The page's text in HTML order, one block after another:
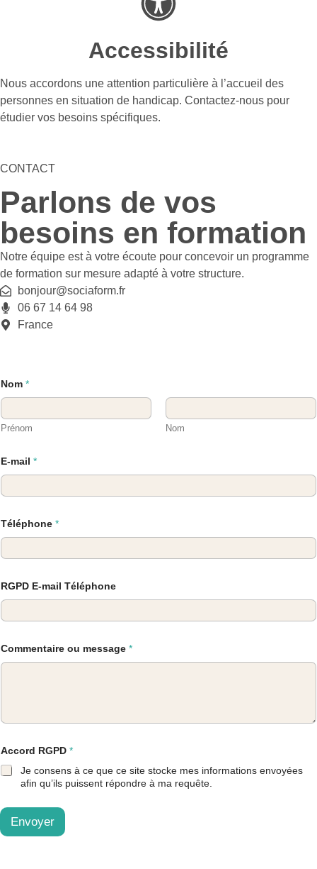
Accessibilité
Nous accordons une attention particulière à l’accueil des
personnes en situation de handicap. Contactez-nous pour
étudier vos besoins spécifiques.
CONTACT
Parlons de vos
besoins en formation
Notre équipe est à votre écoute pour concevoir un programme
de formation sur mesure adapté à votre structure.
bonjour@sociaform.fr
06 67 14 64 98
France
Nom *
Prénom Nom
E-mail *
Téléphone *
RGPD E-mail Téléphone
Commentaire ou message *
Accord RGPD *
Je consens à ce que ce site stocke mes informations envoyées
afin qu’ils puissent répondre à ma requête.
Envoyer